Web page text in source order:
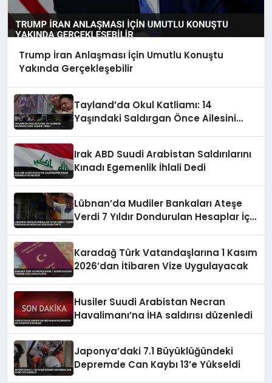
Trump İran Anlaşması İçin Umutlu Konuştu
Yakında Gerçekleşebilir
Tayland’da Okul Katliamı: 14
Yaşındaki Saldırgan Önce Ailesini
Irak ABD Suudi Arabistan Saldırılarını
Kınadı Egemenlik İhlali Dedi
Lübnan’da Mudiler Bankaları Ateşe
Verdi 7 Yıldır Dondurulan Hesaplar İçin
Karadağ Türk Vatandaşlarına 1 Kasım
2026’dan İtibaren Vize Uygulayacak
Husiler Suudi Arabistan Necran
Havalimanı’na İHA saldırısı düzenledi
Japonya’daki 7.1 Büyüklüğündeki
Depremde Can Kaybı 13’e Yükseldi